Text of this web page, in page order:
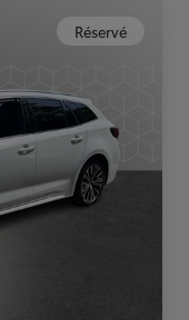
Réservé